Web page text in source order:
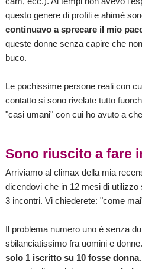
questo genere di profili e ahimè
continuavo a sprecare il mio
queste donne senza capire che
buco.
Le pochissime persone reali con
contatto si sono rivelate tutto
"casi umani" con cui ho avuto a
Sono riuscito a fare
Arriviamo al climax della mia
dicendovi che in 12 mesi di
3 incontri. Vi chiederete: "come
Il problema numero uno è senza
sbilanciatissimo fra uomini e donne.
solo 1 iscritto su 10 fosse donna